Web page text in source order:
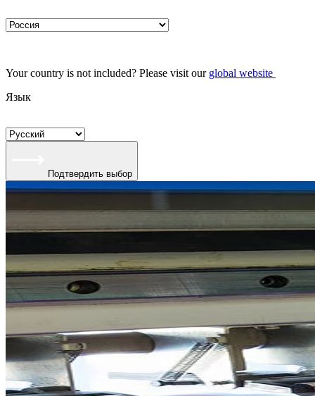
Your country is not included? Please visit our global website
Язык
Подтвердить выбор